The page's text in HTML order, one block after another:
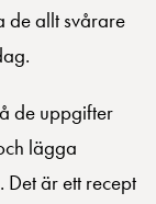
de allt svårare
de uppgifter
lägga
Det är ett recept